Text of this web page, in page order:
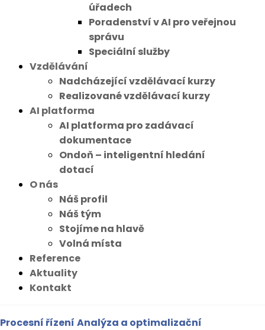
úřadech
Poradenství v AI pro veřejnou
správu
Speciální služby
Vzdělávání
Nadcházející vzdělávací kurzy
Realizované vzdělávací kurzy
AI platforma
AI platforma pro zadávací
dokumentace
Ondoň – inteligentní hledání
dotací
O nás
Náš profil
Náš tým
Stojíme na hlavě
Volná místa
Reference
Aktuality
Kontakt
Procesní řízení Analýza a optimalizační